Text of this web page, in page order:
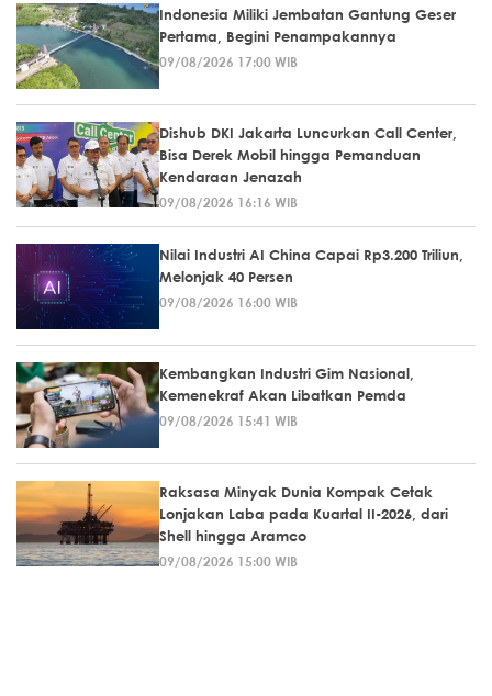
Indonesia Miliki Jembatan Gantung Geser
Pertama, Begini Penampakannya
09/08/2026 17:00 WIB
Dishub DKI Jakarta Luncurkan Call Center,
Bisa Derek Mobil hingga Pemanduan
Kendaraan Jenazah
09/08/2026 16:16 WIB
Nilai Industri AI China Capai Rp3.200 Triliun,
Melonjak 40 Persen
09/08/2026 16:00 WIB
Kembangkan Industri Gim Nasional,
Kemenekraf Akan Libatkan Pemda
09/08/2026 15:41 WIB
Raksasa Minyak Dunia Kompak Cetak
Lonjakan Laba pada Kuartal II-2026, dari
Shell hingga Aramco
09/08/2026 15:00 WIB